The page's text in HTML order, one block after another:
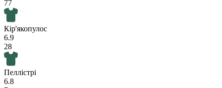
77
Кір'якопулос
6.9
28
Пеллістрі
6.8